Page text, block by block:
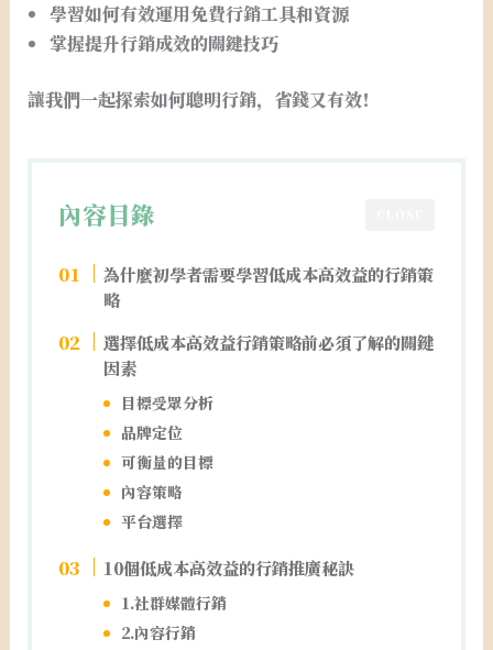
學習如何有效運用免費行銷工具和資源
掌握提升行銷成效的關鍵技巧
讓我們一起探索如何聰明行銷，省錢又有效！
內容目錄
為什麼初學者需要學習低成本高效益的行銷策
略
選擇低成本高效益行銷策略前必須了解的關鍵
因素
目標受眾分析
品牌定位
可衡量的目標
內容策略
平台選擇
10個低成本高效益的行銷推廣秘訣
1.社群媒體行銷
2.內容行銷